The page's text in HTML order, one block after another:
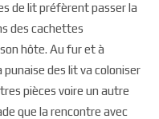
de lit préfèrent passer la
des cachettes
hôte. Au fur et à
des lit va coloniser
pièces voire un autre
que la rencontre avec